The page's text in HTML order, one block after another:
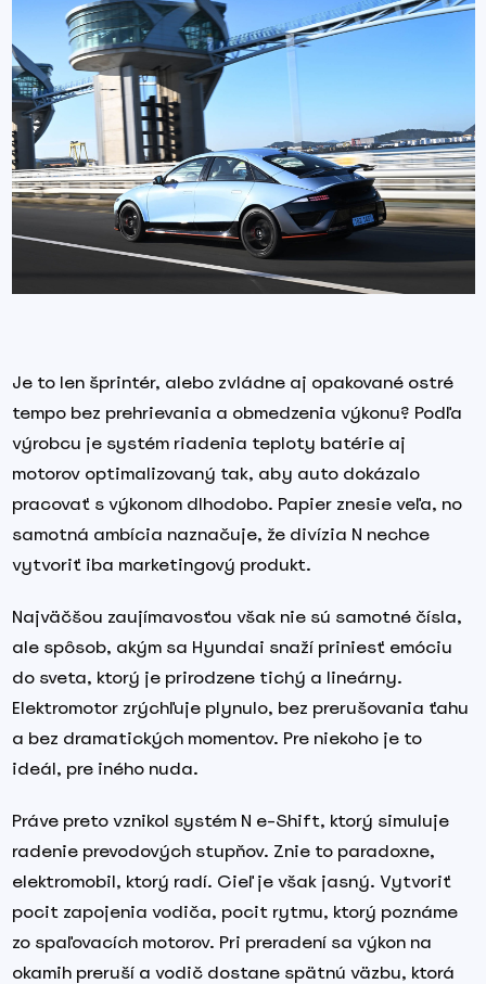
Je to len šprintér, alebo zvládne aj opakované ostré
tempo bez prehrievania a obmedzenia výkonu? Podľa
výrobcu je systém riadenia teploty batérie aj
motorov optimalizovaný tak, aby auto dokázalo
pracovať s výkonom dlhodobo. Papier znesie veľa, no
samotná ambícia naznačuje, že divízia N nechce
vytvoriť iba marketingový produkt.
Najväčšou zaujímavosťou však nie sú samotné čísla,
ale spôsob, akým sa Hyundai snaží priniesť emóciu
do sveta, ktorý je prirodzene tichý a lineárny.
Elektromotor zrýchľuje plynulo, bez prerušovania ťahu
a bez dramatických momentov. Pre niekoho je to
ideál, pre iného nuda.
Práve preto vznikol systém N e-Shift, ktorý simuluje
radenie prevodových stupňov. Znie to paradoxne,
elektromobil, ktorý radí. Cieľ je však jasný. Vytvoriť
pocit zapojenia vodiča, pocit rytmu, ktorý poznáme
zo spaľovacích motorov. Pri preradení sa výkon na
okamih preruší a vodič dostane spätnú väzbu, ktorá